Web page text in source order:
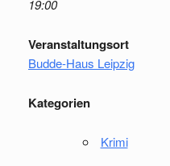
19:00
Veranstaltungsort
Budde-Haus Leipzig
Kategorien
Krimi